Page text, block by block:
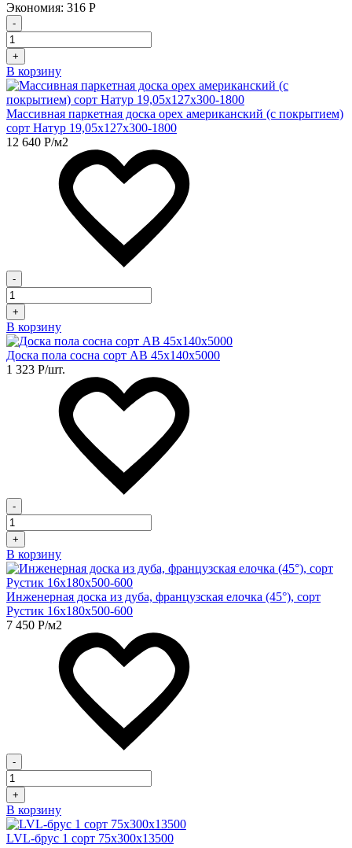
Экономия: 316 Р
-
+
В корзину
Массивная паркетная доска орех американский (с покрытием)
сорт Натур 19,05х127х300-1800
12 640 Р/м2
-
+
В корзину
Доска пола сосна сорт АВ 45х140х5000
1 323 Р/шт.
-
+
В корзину
Инженерная доска из дуба, французская елочка (45°), сорт
Рустик 16х180х500-600
7 450 Р/м2
-
+
В корзину
LVL-брус 1 сорт 75х300х13500